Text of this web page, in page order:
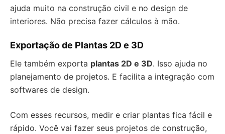
ajuda muito na construção civil e no design de
interiores. Não precisa fazer cálculos à mão.
Exportação de Plantas 2D e 3D
Ele também exporta plantas 2D e 3D. Isso ajuda no
planejamento de projetos. E facilita a integração com
softwares de design.
Com esses recursos, medir e criar plantas fica fácil e
rápido. Você vai fazer seus projetos de construção,